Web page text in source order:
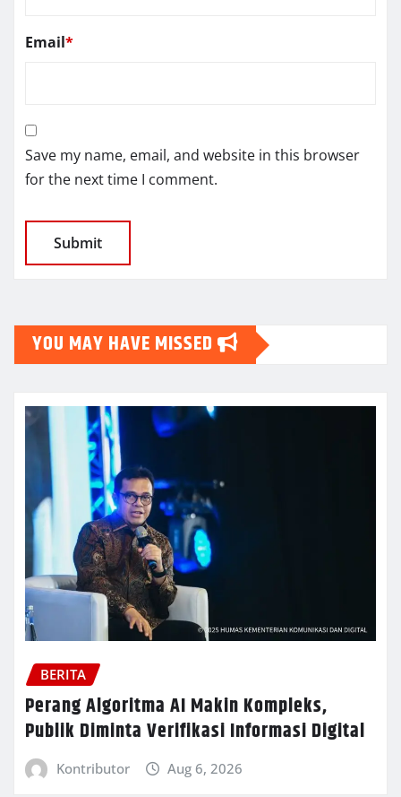
Email*
Save my name, email, and website in this browser
for the next time I comment.
YOU MAY HAVE MISSED
BERITA
Perang Algoritma AI Makin Kompleks,
Publik Diminta Verifikasi Informasi Digital
Kontributor Aug 6, 2026